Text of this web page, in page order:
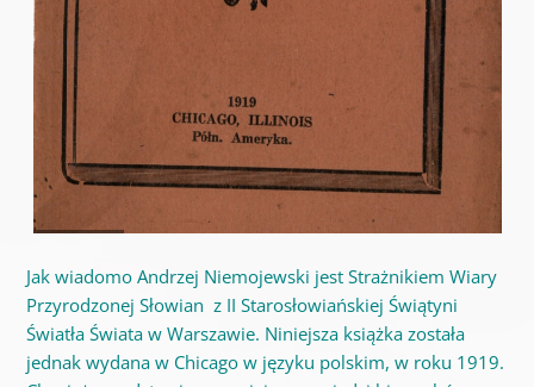
Jak wiadomo Andrzej Niemojewski jest Strażnikiem Wiary
Przyrodzonej Słowian z II Starosłowiańskiej Świątyni
Światła Świata w Warszawie. Niniejsza książka została
jednak wydana w Chicago w języku polskim, w roku 1919.